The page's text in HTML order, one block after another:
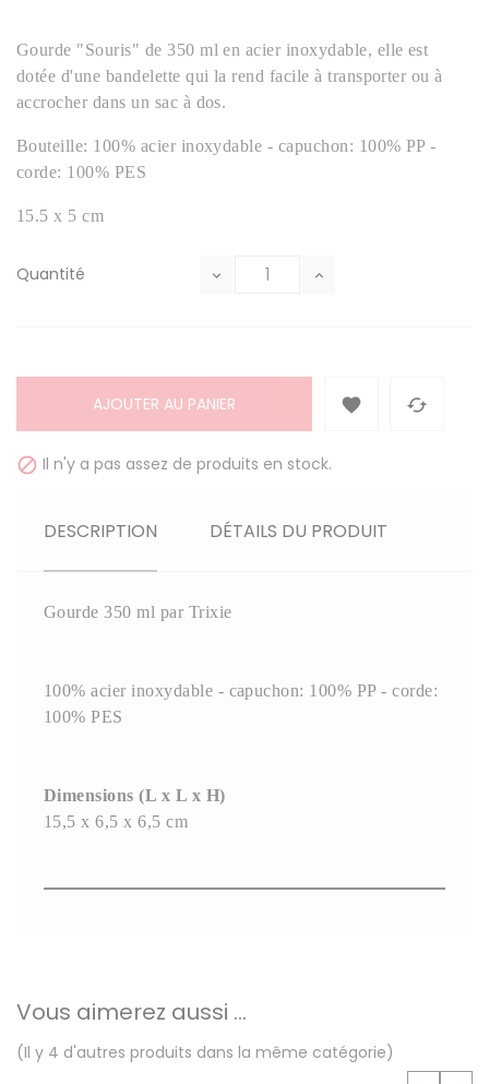
Gourde "Souris" de 350 ml en acier inoxydable, elle est
dotée d'une bandelette qui la rend facile à transporter ou à
accrocher dans un sac à dos.
Bouteille: 100% acier inoxydable - capuchon: 100% PP -
corde: 100% PES
15.5 x 5 cm
Quantité
AJOUTER AU PANIER  
 Il n'y a pas assez de produits en stock.
DESCRIPTION DÉTAILS DU PRODUIT
Gourde 350 ml par Trixie
100% acier inoxydable - capuchon: 100% PP - corde:
100% PES
Dimensions (L x L x H)
15,5 x 6,5 x 6,5 cm
Vous aimerez aussi ...
(Il y 4 d'autres produits dans la même catégorie)